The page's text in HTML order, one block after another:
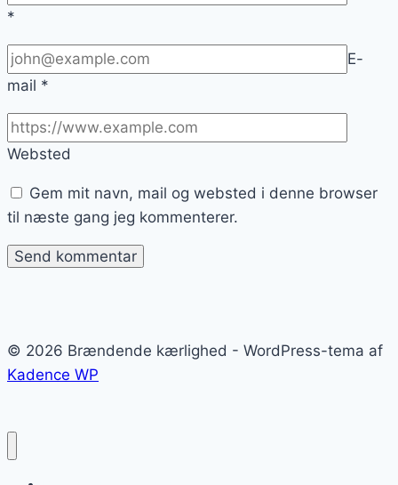
*
E-
mail *
Websted
Gem mit navn, mail og websted i denne browser
til næste gang jeg kommenterer.
© 2026 Brændende kærlighed - WordPress-tema af
Kadence WP